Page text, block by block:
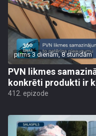
pirms 3 dienām, 8 stundām
PVN likmes
konkrēti produkti ir
412. epizode